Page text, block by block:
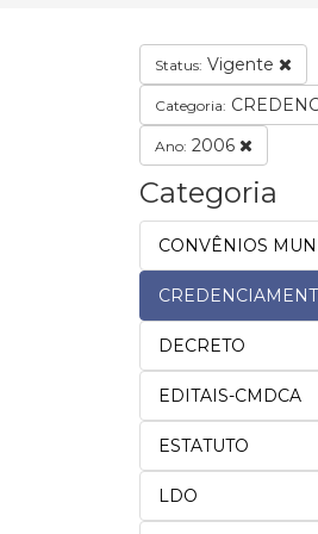
Status: Vigente
Categoria:
Ano: 2006
Categoria
CONVÊNIOS
DECRETO
EDITAIS-CMDCA
ESTATUTO
LDO